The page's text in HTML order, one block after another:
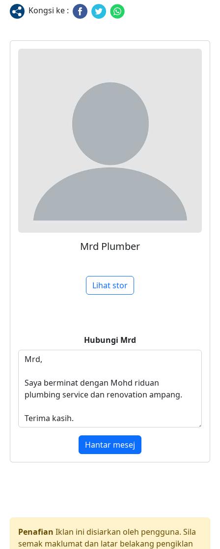
Kongsi ke :
Mrd Plumber
Lihat stor
Hubungi Mrd
Hantar mesej
Penafian Iklan ini disiarkan oleh pengguna. Sila
semak maklumat dan latar belakang pengiklan